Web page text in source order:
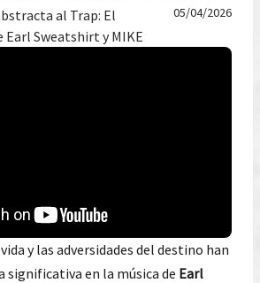
al Trap: El
Earl Sweatshirt y MIKE
05/04/2026
y las adversidades del destino han
significativa en la música de Earl